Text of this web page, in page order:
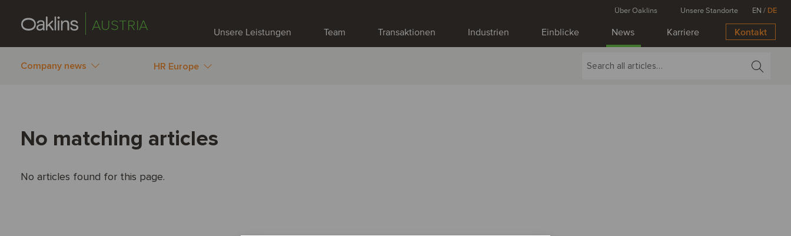
AUSTRIA Unsere Leistungen Team Transaktionen Industrien Einblicke News Karriere Kontakt
Über Oaklins Unsere Standorte EN / DE
Company news HR Europe
No matching articles
No articles found for this page.